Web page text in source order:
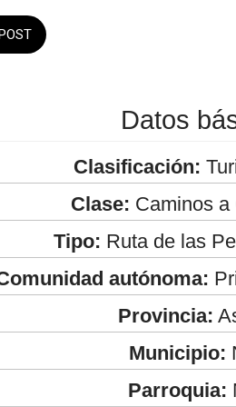
Datos
Clasificación:
Clase: Caminos a
Tipo: Ruta de las
autónoma:
Provincia:
Municipio:
Parroquia: